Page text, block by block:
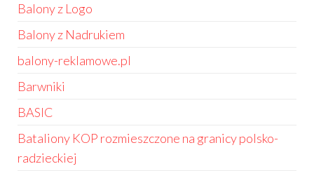
Balony z Logo
Balony z Nadrukiem
balony-reklamowe.pl
Barwniki
BASIC
Bataliony KOP rozmieszczone na granicy polsko-
radzieckiej